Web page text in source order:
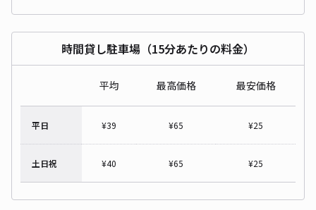
時間貸し駐車場（15分あたりの料金）
平均 最高価格 最安価格
平日 ¥39 ¥65 ¥25
土日祝 ¥40 ¥65 ¥25